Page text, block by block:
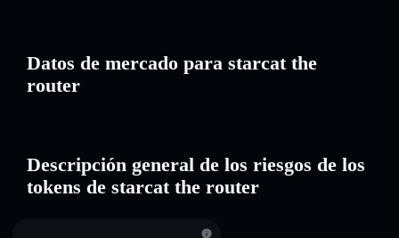
Datos de mercado para starcat the
router
Descripción general de los riesgos de los
tokens de starcat the router